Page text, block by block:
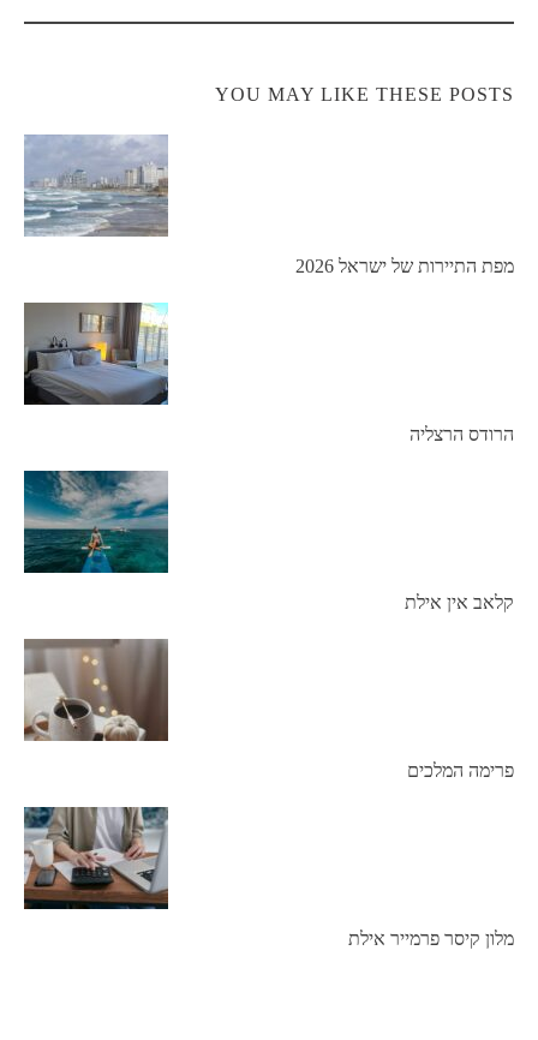
YOU MAY LIKE THESE POSTS
מפת התיירות של ישראל 2026
הרודס הרצליה
קלאב אין אילת
פרימה המלכים
מלון קיסר פרמייר אילת